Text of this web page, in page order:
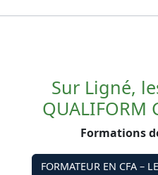
Sur Ligné,
QUALIFORM
Formations
FORMATEUR EN CFA –